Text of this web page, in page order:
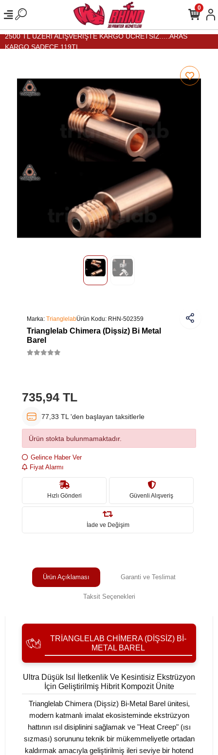
2500 TL ÜZERİ ALIŞVERİŞTE KARGO ÜCRETSİZ.....ARAS
KARGO SADECE 119TL...
0
Marka: TrianglelabÜrün Kodu: RHN-502359
Trianglelab Chimera (Dişsiz) Bi Metal
Barel
735,94 TL
77,33 TL 'den başlayan taksitlerle
Ürün stokta bulunmamaktadır.
Gelince Haber Ver
Fiyat Alarmı
Hızlı Gönderi Güvenli Alışveriş
İade ve Değişim
Ürün Açıklaması Garanti ve Teslimat
Taksit Seçenekleri
TRIANGLELAB CHIMERA (DIŞSIZ) BI-
METAL BAREL
Ultra Düşük Isıl İletkenlik Ve Kesintisiz Ekstrüzyon
İçin Geliştirilmiş Hibrit Kompozit Ünite
Trianglelab Chimera (Dişsiz) Bi-Metal Barel ünitesi,
modern katmanlı imalat ekosisteminde ekstrüzyon
hattının ısıl disiplinini sağlamak ve "Heat Creep" (ısı
sızması) sorununu teknik bir mükemmeliyetle ortadan
kaldırmak amacıyla geliştirilmiş ileri seviye bir hotend